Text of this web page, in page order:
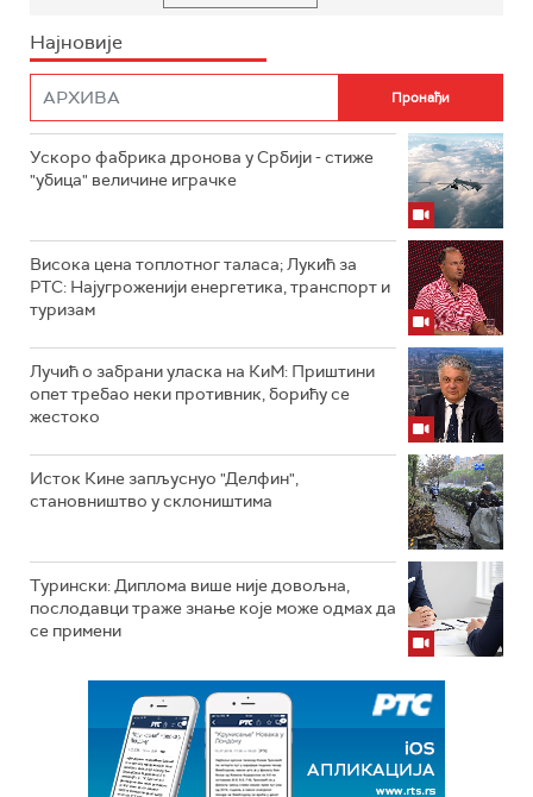
Најновије
Ускоро фабрика дронова у Србији - стиже
"убица" величине играчке
Висока цена топлотног таласа; Лукић за
РТС: Најугроженији енергетика, транспорт и
туризам
Лучић о забрани уласка на КиМ: Приштини
опет требао неки противник, борићу се
жестоко
Исток Кине запљуснуо "Делфин",
становништво у склоништима
Турински: Диплома више није довољна,
послодавци траже знање које може одмах да
се примени